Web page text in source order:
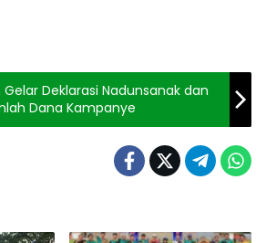
Gelar Deklarasi Nadunsanak dan
Dana Kampanye